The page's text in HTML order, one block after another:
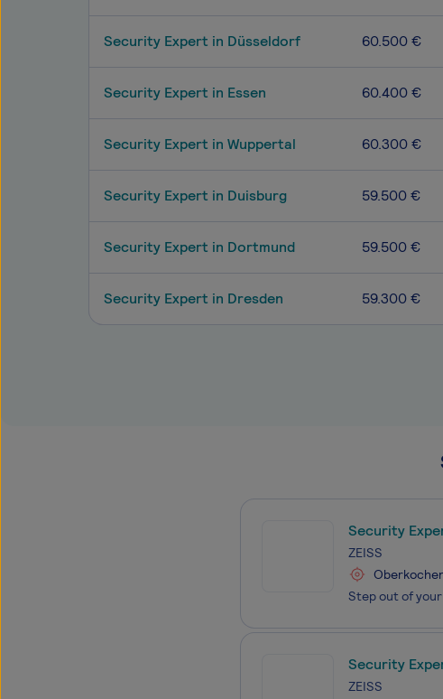
Security Expert in Düsseldorf 60.500 €
Security Expert in Essen 60.400 €
Security Expert in Wuppertal 60.300 €
Security Expert in Duisburg 59.500 €
Security Expert in Dortmund 59.500 €
Security Expert in Dresden 59.300 €
Security
ZEISS
Security
ZEISS